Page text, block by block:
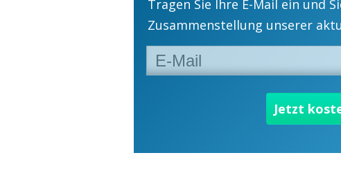
Tragen Sie Ihre E-Mail ein und
Zusammenstellung unserer